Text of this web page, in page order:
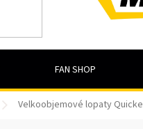
FAN SHOP
Velkoobjemové lopaty Quicke